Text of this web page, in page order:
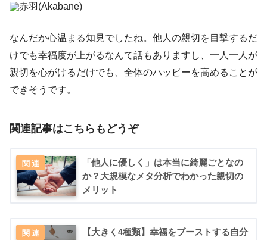
赤羽(Akabane)
なんだか心温まる知見でしたね。他人の親切を目撃するだ
けでも幸福度が上がるなんて話もありますし、一人一人が
親切を心がけるだけでも、全体のハッピーを高めることが
できそうです。
関連記事はこちらもどうぞ
「他人に優しく」は本当に綺麗ごとなの
か？大規模なメタ分析でわかった親切の
メリット
【大きく4種類】幸福をブーストする自分